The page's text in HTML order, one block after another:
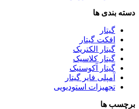
دسته بندی ها
گیتار
افکت گیتار
گیتار الکتریک
گیتار کلاسیک
گیتار آکوستیک
آمپلی فایر گیتار
تجهیزات استودیویی
برچسب ها